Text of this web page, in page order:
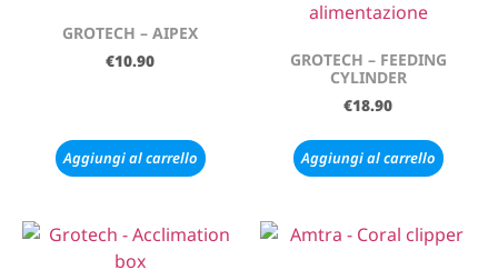
GROTECH – AIPEX
€10.90
Aggiungi al carrello
GROTECH – FEEDING
CYLINDER
€18.90
Aggiungi al carrello